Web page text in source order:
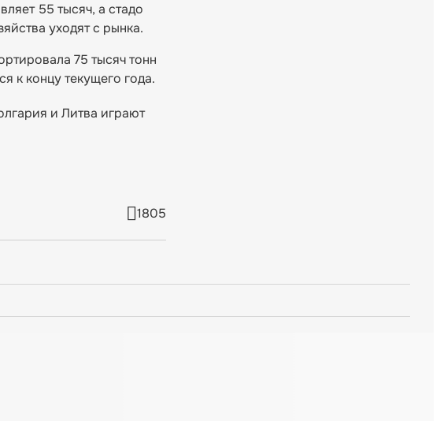
55 тысяч, а стадо
уходят с рынка.
75 тысяч тонн
к концу текущего года.
и Литва играют
1805